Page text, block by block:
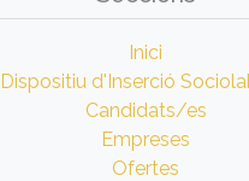
Inici
Dispositiu d'Inserció
Candidats/es
Empreses
Ofertes